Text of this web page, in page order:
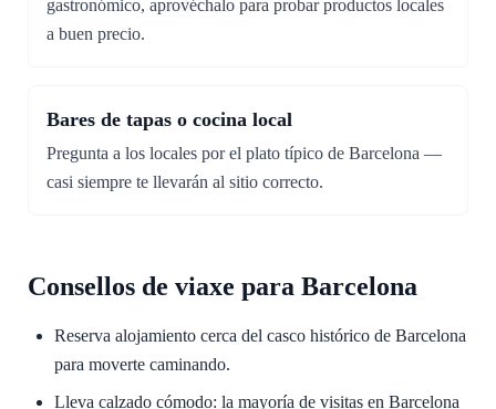
gastronómico, aprovéchalo para probar productos locales
a buen precio.
Bares de tapas o cocina local
Pregunta a los locales por el plato típico de Barcelona —
casi siempre te llevarán al sitio correcto.
Consellos de viaxe para Barcelona
Reserva alojamiento cerca del casco histórico de Barcelona
para moverte caminando.
Lleva calzado cómodo: la mayoría de visitas en Barcelona